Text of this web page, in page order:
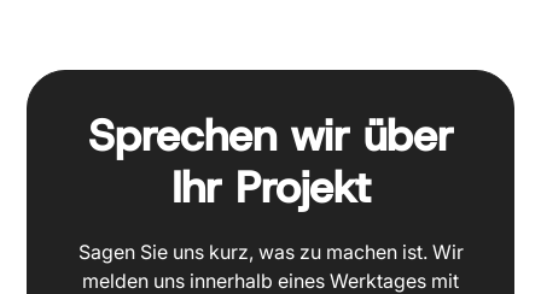
Sprechen wir über
Ihr Projekt
Sagen Sie uns kurz, was zu machen ist. Wir
melden uns innerhalb eines Werktages mit